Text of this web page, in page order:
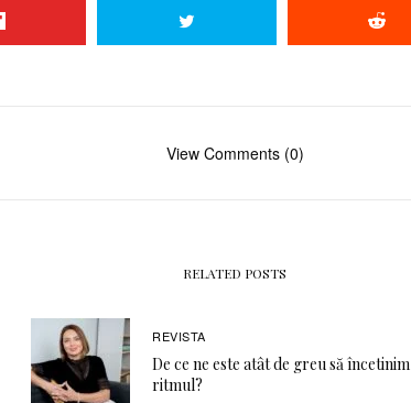
View Comments (0)
RELATED POSTS
REVISTA
De ce ne este atât de greu să încetinim
ritmul?